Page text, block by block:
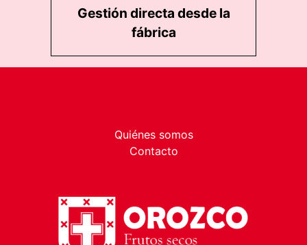
Gestión directa desde la
fábrica
Quiénes somos
Contacto